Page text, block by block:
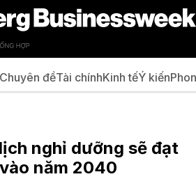
Chuyên đềTài chínhKinh tếÝ kiến
nghỉ dưỡng sẽ đạt
năm 2040